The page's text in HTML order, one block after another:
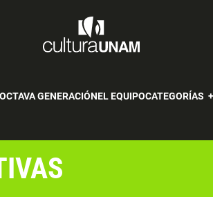
GENERACIÓNEL EQUIPOCATEGORÍAS